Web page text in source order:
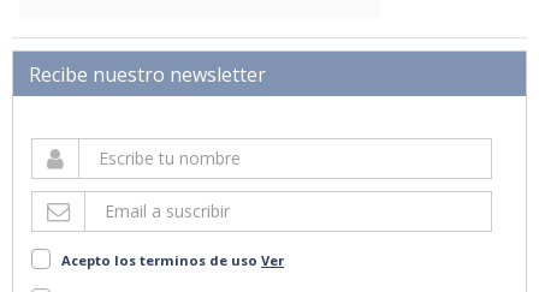
Recibe nuestro newsletter
Acepto los terminos de uso Ver